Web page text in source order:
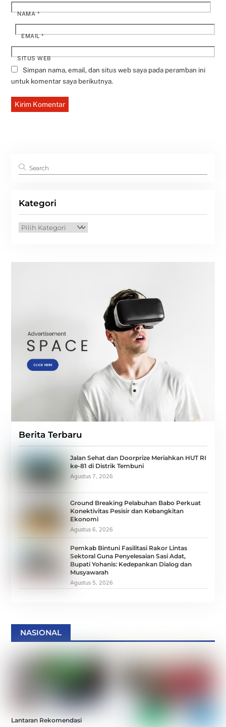
NAMA*
EMAIL*
SITUS WEB
Simpan nama, email, dan situs web saya pada peramban ini
untuk komentar saya berikutnya.
Kategori
Kategori
Berita Terbaru
Jalan Sehat dan Doorprize Meriahkan HUT RI
ke-81 di Distrik Tembuni
Agustus 7, 2026
Ground Breaking Pelabuhan Babo Perkuat
Konektivitas Pesisir dan Kebangkitan
Ekonomi
Agustus 6, 2026
Pemkab Bintuni Fasilitasi Rakor Lintas
Sektoral Guna Penyelesaian Sasi Adat,
Bupati Yohanis: Kedepankan Dialog dan
Musyawarah
Agustus 5, 2026
NASIONAL
Lantaran Rekomendasi